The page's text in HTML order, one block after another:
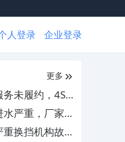
人登录 企业登录
更多
未履约，4S
严重，厂家和
换挡机构故